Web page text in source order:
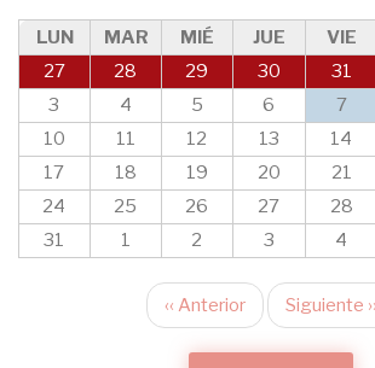
LUN MAR MIÉ JUE VIE
27
28 29 30 31
3
4 5 6 7
10
11 12 13 14
17
18 19 20 21
24
25 26 27 28
31
1 2 3 4
Paginación
‹‹ Anterior Siguiente ››